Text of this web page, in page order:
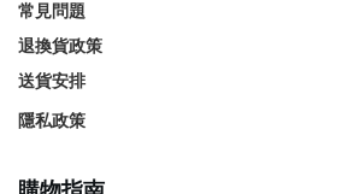
常見問題
退換貨政策
送貨安排
隱私政策